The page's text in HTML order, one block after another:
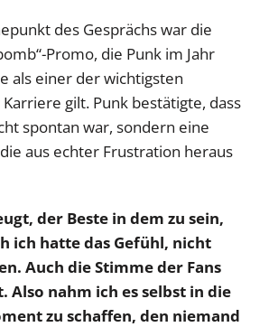
des Gesprächs war die
Promo, die Punk im Jahr
als einer der wichtigsten
gilt. Punk bestätigte, dass
spontan war, sondern eine
aus echter Frustration heraus
der Beste in dem zu sein,
ich hatte das Gefühl, nicht
Auch die Stimme der Fans
nahm ich es selbst in die
zu schaffen, den niemand